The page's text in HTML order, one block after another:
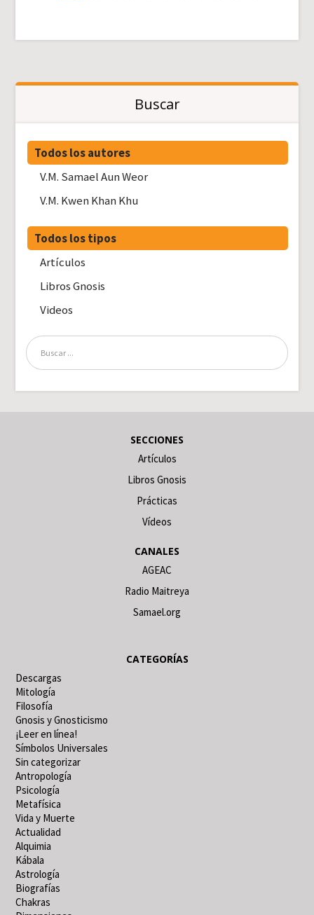
Buscar
Todos los autores
V.M. Samael Aun Weor
V.M. Kwen Khan Khu
Todos los tipos
Artículos
Libros Gnosis
Videos
SECCIONES
Artículos
Libros Gnosis
Prácticas
Vídeos
CANALES
AGEAC
Radio Maitreya
Samael.org
CATEGORÍAS
Descargas
Mitología
Filosofía
Gnosis y Gnosticismo
¡Leer en línea!
Símbolos Universales
Sin categorizar
Antropología
Psicología
Metafísica
Vida y Muerte
Actualidad
Alquimia
Kábala
Astrología
Biografías
Chakras